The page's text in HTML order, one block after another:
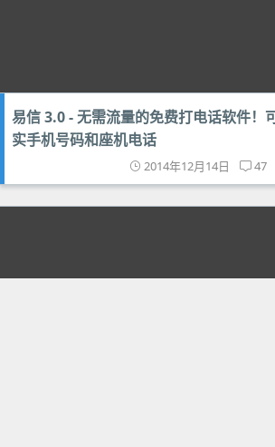
易信 3.0 - 无需流量的免费打电话软件！
实手机号码和座机电话
2014年12月14日 47